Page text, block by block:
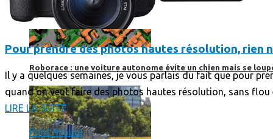
Roborace : une voiture autonome évite un chien mais se
Pour prendre des photos hautes résolution,
Il y a quelques semaines, je vous parlais du fait que pour
quand on veut faire des photos hautes résolution, sans flou
LIRE LA SUITE
Print'Minute